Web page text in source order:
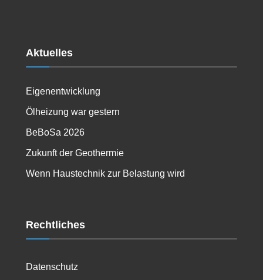
Aktuelles
Eigenentwicklung
Ölheizung war gestern
BeBoSa 2026
Zukunft der Geothermie
Wenn Haustechnik zur Belastung wird
Rechtliches
Datenschutz